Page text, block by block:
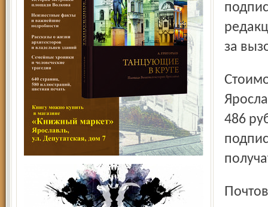
за
Стоимость альтернативной подписки для жителей
486
Почтовая подписка на 2-е полугодие открыта во всех